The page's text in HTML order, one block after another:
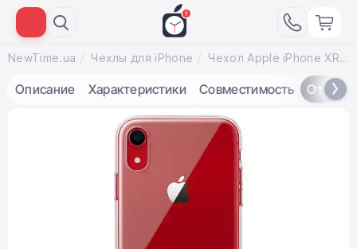
NewTime.ua Чехлы для iPhone Чехол Apple iPhone XR Silicone Case LUX COPY - Clear
Описание Характеристики Совместимость Отзывы